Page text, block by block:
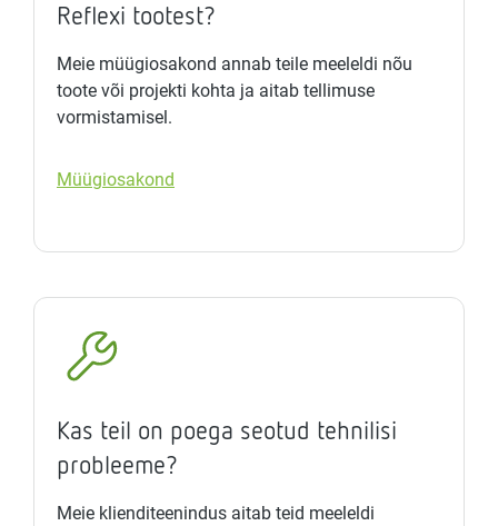
Reflexi tootest?
Meie müügiosakond annab teile meeleldi nõu
toote või projekti kohta ja aitab tellimuse
vormistamisel.
Müügiosakond
Kas teil on poega seotud tehnilisi
probleeme?
Meie klienditeenindus aitab teid meeleldi